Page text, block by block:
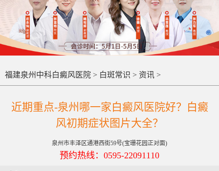
福建泉州中科白癜风医院 > 白斑常识 > 资讯 >
近期重点-泉州哪一家白癜风医院好？白癜
风初期症状图片大全？
泉州市丰泽区通港西街59号(宝珊花园正对面)
预约热线：0595-22091110